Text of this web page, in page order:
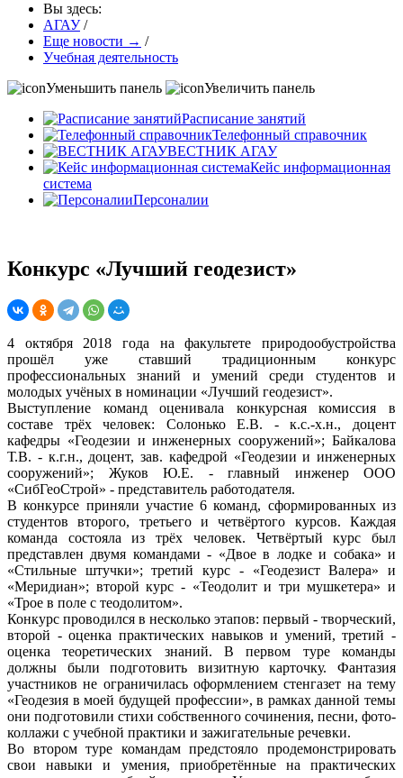
Вы здесь:
АГАУ /
Еще новости → /
Учебная деятельность
Уменьшить панель
Увеличить панель
Расписание занятий
Телефонный справочник
ВЕСТНИК АГАУ
Кейс информационная
система
Персоналии
Конкурс «Лучший геодезист»
4 октября 2018 года на факультете природообустройства
прошёл уже ставший традиционным конкурс
профессиональных знаний и умений среди студентов и
молодых учёных в номинации «Лучший геодезист».
Выступление команд оценивала конкурсная комиссия в
составе трёх человек: Солонько Е.В. - к.с.-х.н., доцент
кафедры «Геодезии и инженерных сооружений»; Байкалова
Т.В. - к.г.н., доцент, зав. кафедрой «Геодезии и инженерных
сооружений»; Жуков Ю.Е. - главный инженер ООО
«СибГеоСтрой» - представитель работодателя.
В конкурсе приняли участие 6 команд, сформированных из
студентов второго, третьего и четвёртого курсов. Каждая
команда состояла из трёх человек. Четвёртый курс был
представлен двумя командами - «Двое в лодке и собака» и
«Стильные штучки»; третий курс - «Геодезист Валера» и
«Меридиан»; второй курс - «Теодолит и три мушкетера» и
«Трое в поле с теодолитом».
Конкурс проводился в несколько этапов: первый - творческий,
второй - оценка практических навыков и умений, третий -
оценка теоретических знаний. В первом туре команды
должны были подготовить визитную карточку. Фантазия
участников не ограничилась оформлением стенгазет на тему
«Геодезия в моей будущей профессии», в рамках данной темы
они подготовили стихи собственного сочинения, песни, фото-
коллажи с учебной практики и зажигательные речевки.
Во втором туре командам предстояло продемонстрировать
свои навыки и умения, приобретённые на практических